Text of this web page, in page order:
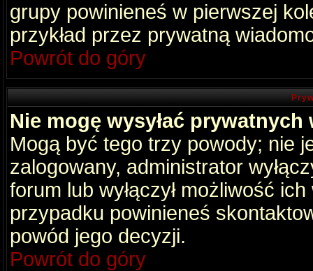
grupy powinieneś w pierwszej
przykład przez prywatną
Powrót do góry
Nie mogę wysyłać
Mogą być tego trzy powody; nie
zalogowany, administrator
forum lub wyłączył możliwość
przypadku powinieneś
powód jego decyzji.
Powrót do góry